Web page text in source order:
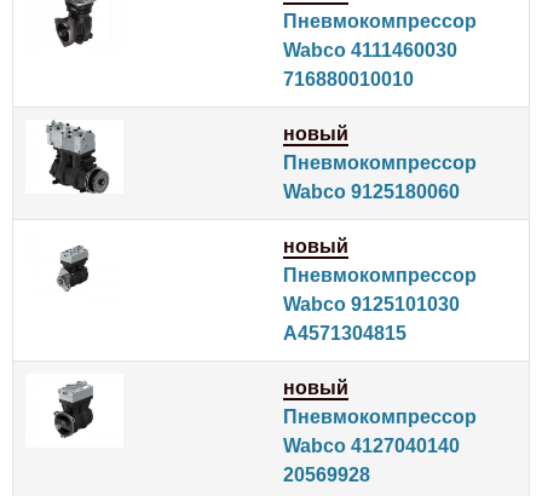
Пневмокомпрессор
Wabco 4111460030
716880010010
новый
Пневмокомпрессор
Wabco 9125180060
новый
Пневмокомпрессор
Wabco 9125101030
A4571304815
новый
Пневмокомпрессор
Wabco 4127040140
20569928